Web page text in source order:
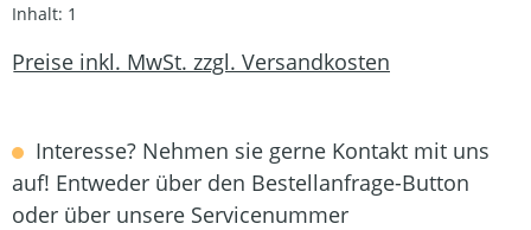
Inhalt: 1
Preise inkl. MwSt. zzgl. Versandkosten
Interesse? Nehmen sie gerne Kontakt mit uns
auf! Entweder über den Bestellanfrage-Button
oder über unsere Servicenummer